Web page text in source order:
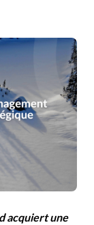
acquiert une